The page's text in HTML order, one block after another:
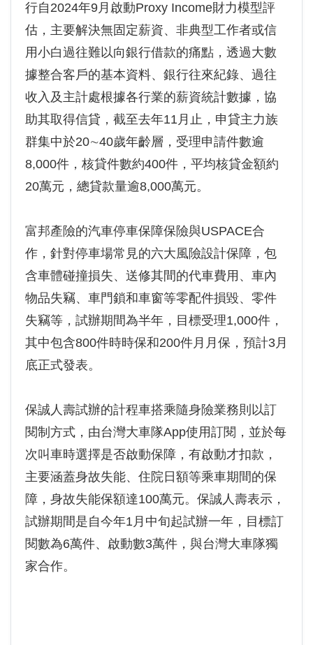
行自2024年9月啟動Proxy Income財力模型評
估，主要解決無固定薪資、非典型工作者或信
用小白過往難以向銀行借款的痛點，透過大數
據整合客戶的基本資料、銀行往來紀錄、過往
收入及主計處根據各行業的薪資統計數據，協
助其取得信貸，截至去年11月止，申貸主力族
群集中於20∼40歲年齡層，受理申請件數逾
8,000件，核貸件數約400件，平均核貸金額約
20萬元，總貸款量逾8,000萬元。
富邦產險的汽車停車保障保險與USPACE合
作，針對停車場常見的六大風險設計保障，包
含車體碰撞損失、送修其間的代車費用、車內
物品失竊、車門鎖和車窗等零配件損毀、零件
失竊等，試辦期間為半年，目標受理1,000件，
其中包含800件時時保和200件月月保，預計3月
底正式發表。
保誠人壽試辦的計程車搭乘隨身險業務則以訂
閱制方式，由台灣大車隊App使用訂閱，並於每
次叫車時選擇是否啟動保障，有啟動才扣款，
主要涵蓋身故失能、住院日額等乘車期間的保
障，身故失能保額達100萬元。保誠人壽表示，
試辦期間是自今年1月中旬起試辦一年，目標訂
閱數為6萬件、啟動數3萬件，與台灣大車隊獨
家合作。